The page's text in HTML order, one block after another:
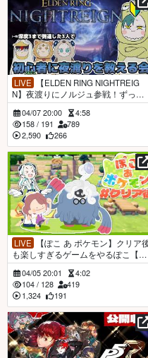
LIVE
N】夜渡りにノルジュ参戦！ずっと
ピ〇ミンだったミウバトが初心者を
導く…！？【羽渦ミウネル/植峰ノル
ジュ/善額サンパロー/未知又バト
ヤ】
04/07 20:00
4:58
158/ 191
789
2,590
266
LIVE
も楽しすぎるゲームをやるぽこ【羽
渦ミウネル/#見ルネル 】
04/05 20:01
4:02
104/ 128
419
1,324
191